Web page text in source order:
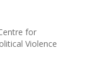
for
Violence